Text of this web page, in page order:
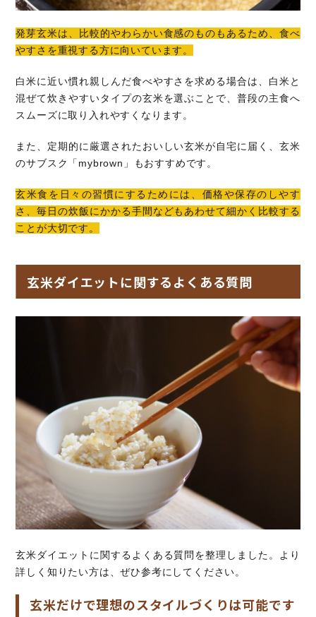
発芽玄米は、比較的やわらかい食感のものもあるため、食べ
やすさを重視する方に向いています。
白米に近い慣れ親しんだ食べやすさを求める場合は、白米と
混ぜて炊きやすいタイプの玄米を選ぶことで、普段の主食へ
スムーズに取り入れやすくなります。
また、定期的に厳選されたおいしい玄米が自宅に届く、玄米
のサブスク「mybrown」もおすすめです。
玄米食を日々の習慣にするためには、価格や保存のしやす
さ、毎日の炊飯にかかる手間などもあわせて細かく比較する
ことが大切です。
玄米ダイエットに関するよくある質問
玄米ダイエットに関するよくある質問を整理しました。より
詳しく知りたい方は、ぜひ参考にしてください。
玄米だけで理想のスタイルづくりは可能です